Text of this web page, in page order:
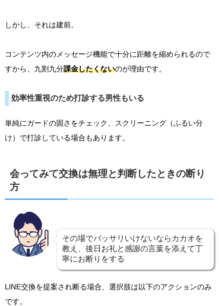
しかし、それは建前。
コンテンツ内のメッセージ機能で十分に距離を縮められるので
すから、九割九分課金したくないのが理由です。
効率性重視のため打診する男性もいる
単純にガードの固さをチェック、スクリーニング（ふるい分
け）で打診している場合もあります。
会ってみて交換は無理と判断したときの断り
方
その場でバッサリいけないならカカオを
教え、後日お礼と感謝の言葉を添えて丁
寧にお断りをする
LINE交換を提案され断る場合、選択肢は以下のアクションのみ
です。